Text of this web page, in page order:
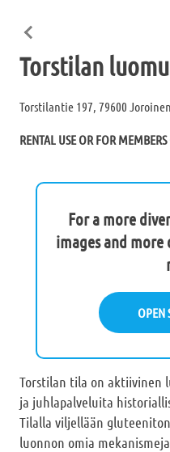
Torstilan
Torstilantie 197, 79600
RENTAL USE OR FOR
For a more
images and more
OPEN
Torstilan tila on aktiivinen
ja juhlapalveluita
Tilalla viljellään
luonnon omia